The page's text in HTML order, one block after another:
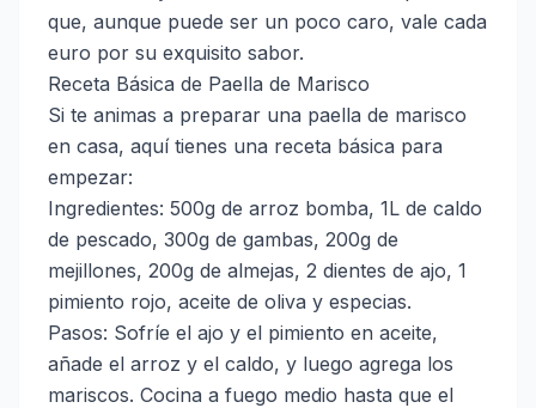
que, aunque puede ser un poco caro, vale cada
euro por su exquisito sabor.
Receta Básica de Paella de Marisco
Si te animas a preparar una paella de marisco
en casa, aquí tienes una receta básica para
empezar:
Ingredientes: 500g de arroz bomba, 1L de caldo
de pescado, 300g de gambas, 200g de
mejillones, 200g de almejas, 2 dientes de ajo, 1
pimiento rojo, aceite de oliva y especias.
Pasos: Sofríe el ajo y el pimiento en aceite,
añade el arroz y el caldo, y luego agrega los
mariscos. Cocina a fuego medio hasta que el